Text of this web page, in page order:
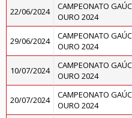
22/06/2024
CAMPEONATO
OURO 2024
29/06/2024
CAMPEONATO
OURO 2024
10/07/2024
CAMPEONATO
OURO 2024
20/07/2024
CAMPEONATO
OURO 2024